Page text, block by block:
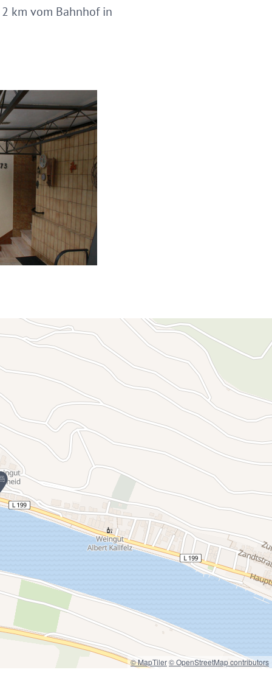
km vom Bahnhof in
© MapTiler© OpenStreetMap contributors